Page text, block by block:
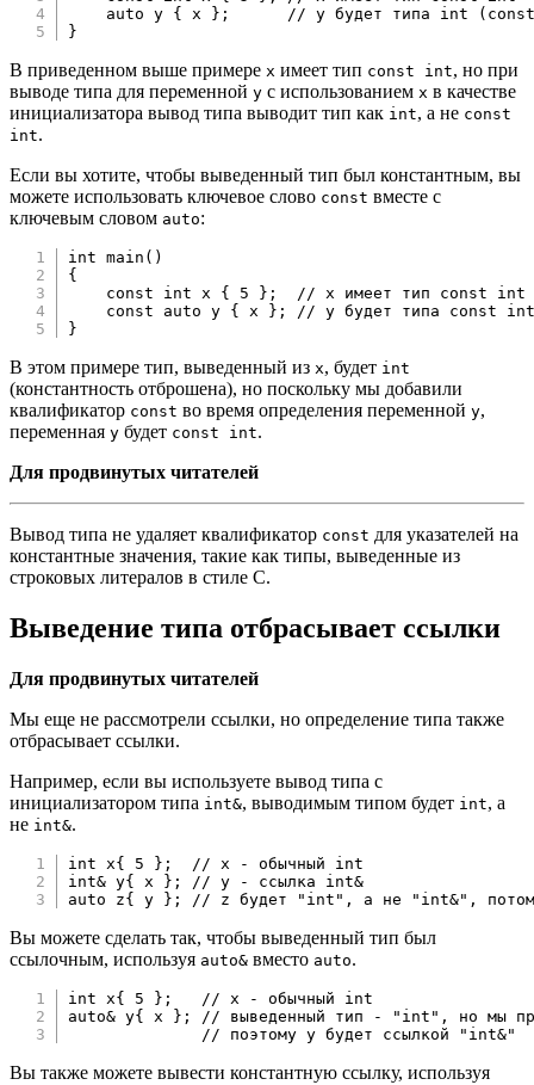
auto y { x } ;
// y будет типа int (const
}
В приведенном выше примере x имеет тип const int, но при
выводе типа для переменной y с использованием x в качестве
инициализатора вывод типа выводит тип как int, а не const
int.
Если вы хотите, чтобы выведенный тип был константным, вы
можете использовать ключевое слово const вместе с
ключевым словом auto:
int main ( )
{
const
int x { 5 } ;
// x имеет тип const int
const
auto y { x } ;
// y будет типа const
}
В этом примере тип, выведенный из x, будет int
(константность отброшена), но поскольку мы добавили
квалификатор const во время определения переменной y,
переменная y будет const int.
Для продвинутых читателей
Вывод типа не удаляет квалификатор const для указателей на
константные значения, такие как типы, выведенные из
строковых литералов в стиле C.
Выведение типа отбрасывает ссылки
Для продвинутых читателей
Мы еще не рассмотрели ссылки, но определение типа также
отбрасывает ссылки.
Например, если вы используете вывод типа с
инициализатором типа int&, выводимым типом будет int, а
не int&.
int x{ 5 } ;
// x - обычный int
int& y{ x } ;
// y - ссылка int&
auto z{ y } ; // z будет "int", а не "int&", потому
Вы можете сделать так, чтобы выведенный тип был
ссылочным, используя auto& вместо auto.
int x{ 5 } ;
// x - обычный int
auto& y{ x } ;
// выведенный тип - "int", но мы
// поэтому y будет ссылкой "int&"
Вы также можете вывести константную ссылку, используя